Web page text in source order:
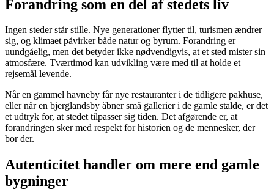
Forandring som en del af stedets liv
Ingen steder står stille. Nye generationer flytter til, turismen ændrer
sig, og klimaet påvirker både natur og byrum. Forandring er
uundgåelig, men det betyder ikke nødvendigvis, at et sted mister sin
atmosfære. Tværtimod kan udvikling være med til at holde et
rejsemål levende.
Når en gammel havneby får nye restauranter i de tidligere pakhuse,
eller når en bjerglandsby åbner små gallerier i de gamle stalde, er det
et udtryk for, at stedet tilpasser sig tiden. Det afgørende er, at
forandringen sker med respekt for historien og de mennesker, der
bor der.
Autenticitet handler om mere end gamle
bygninger